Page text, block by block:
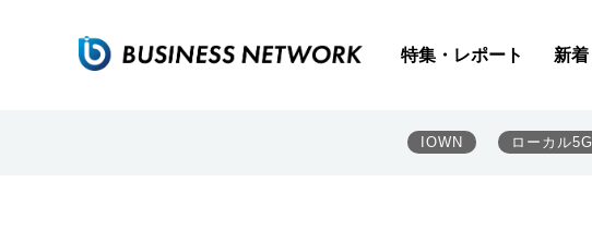
特集・レポート 新着
IOWN ローカル5G